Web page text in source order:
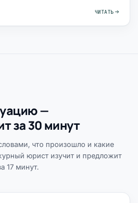
ЧИТАТЬ
—
за 30 минут
что произошло и какие
юрист изучит и предложит
17 минут.